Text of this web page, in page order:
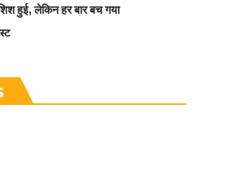
हुई, लेकिन हर बार बच गया
विग्रह की
प्रतिष्ठा